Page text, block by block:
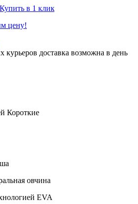
Купить в 1 клик
цену!
доставка возможна в день
Короткие
овчина
EVA